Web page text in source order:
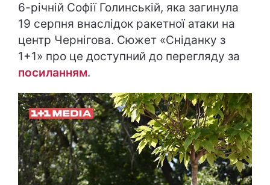
6-річній Софії Голинській, яка загинула
19 серпня внаслідок ракетної атаки на
центр Чернігова. Сюжет «Сніданку з
1+1» про це доступний до перегляду за
посиланням.